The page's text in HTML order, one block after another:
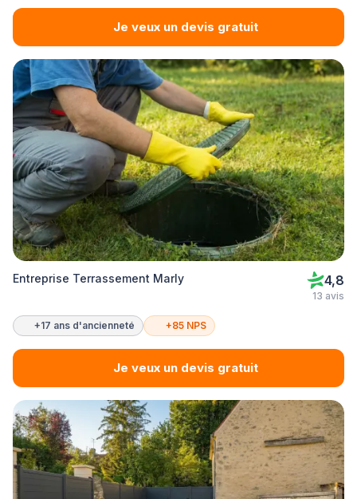
Je veux un devis gratuit
Entreprise Terrassement Marly 4,8
13 avis
+17 ans d'ancienneté +85 NPS
Je veux un devis gratuit